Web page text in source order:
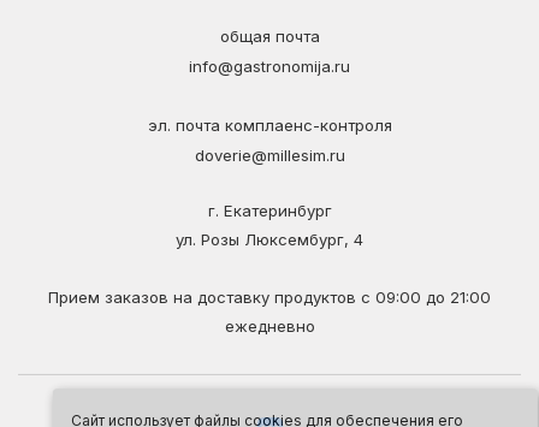
Сайт использует файлы cookies для обеспечения его
общая почта
info@gastronomija.ru
эл. почта комплаенс-контроля
doverie@millesim.ru
г. Екатеринбург
ул. Розы Люксембург, 4
Прием заказов на доставку продуктов с 09:00 до 21:00
ежедневно